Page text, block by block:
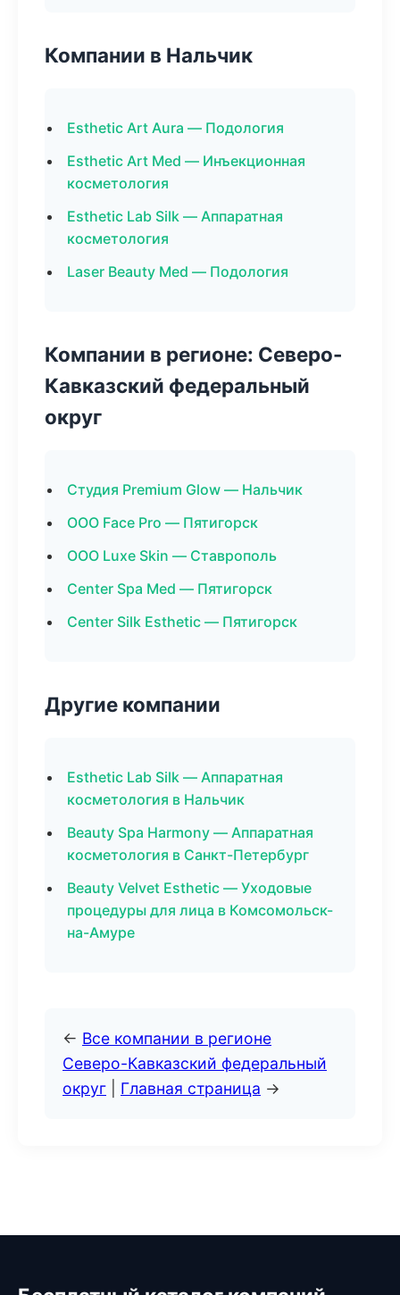
Компании в Нальчик
Esthetic Art Aura — Подология
Esthetic Art Med — Инъекционная
косметология
Esthetic Lab Silk — Аппаратная
косметология
Laser Beauty Med — Подология
Компании в регионе: Северо-
Кавказский федеральный
округ
Студия Premium Glow — Нальчик
ООО Face Pro — Пятигорск
ООО Luxe Skin — Ставрополь
Center Spa Med — Пятигорск
Center Silk Esthetic — Пятигорск
Другие компании
Esthetic Lab Silk — Аппаратная
косметология в Нальчик
Beauty Spa Harmony — Аппаратная
косметология в Санкт-Петербург
Beauty Velvet Esthetic — Уходовые
процедуры для лица в Комсомольск-
на-Амуре
← Все компании в регионе
Северо-Кавказский федеральный
округ
Главная страница →